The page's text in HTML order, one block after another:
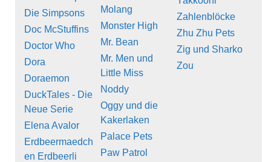
Die Simpsons
Doc McStuffins
Doctor Who
Dora
Doraemon
DuckTales - Die
Neue Serie
Elena Avalor
Erdbeermaedch
en Erdbeerli
Molang
Monster High
Mr. Bean
Mr. Men und
Little Miss
Noddy
Oggy und die
Kakerlaken
Palace Pets
Paw Patrol
Zahlenblöcke
Zhu Zhu Pets
Zig und Sharko
Zou